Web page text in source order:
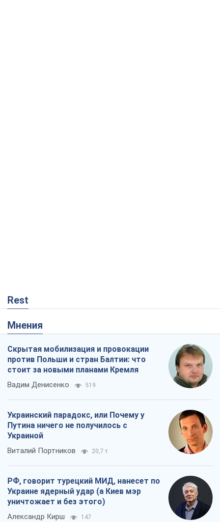
Rest
Мнения
Скрытая мобилизация и провокации
против Польши и стран Балтии: что
стоит за новыми планами Кремля
Вадим Денисенко 519
Украинский парадокс, или Почему у
Путина ничего не получилось с
Украиной
Виталий Портников 20,7 т.
РФ, говорит турецкий МИД, нанесет по
Украине ядерный удар (а Киев мэр
уничтожает и без этого)
Александр Кирш 147